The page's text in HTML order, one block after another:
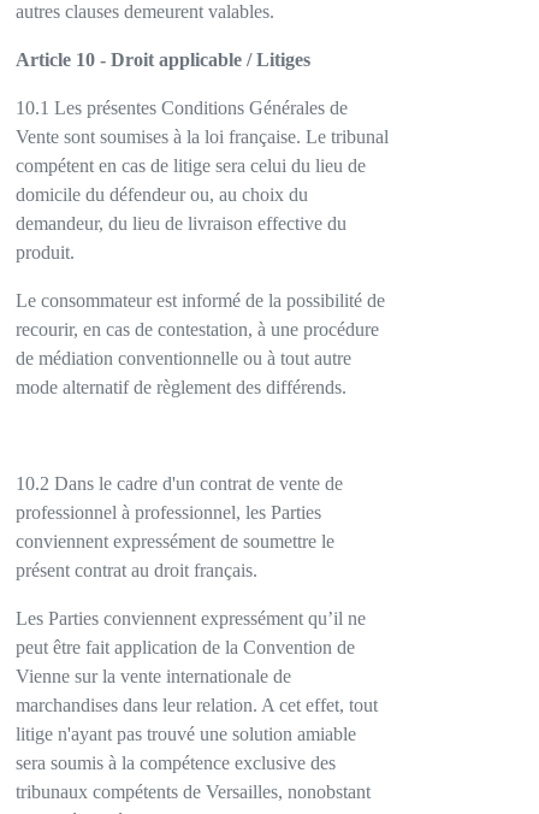
autres clauses demeurent valables.
Article 10 - Droit applicable / Litiges
10.1 Les présentes Conditions Générales de
Vente sont soumises à la loi française. Le tribunal
compétent en cas de litige sera celui du lieu de
domicile du défendeur ou, au choix du
demandeur, du lieu de livraison effective du
produit.
Le consommateur est informé de la possibilité de
recourir, en cas de contestation, à une procédure
de médiation conventionnelle ou à tout autre
mode alternatif de règlement des différends.
10.2 Dans le cadre d'un contrat de vente de
professionnel à professionnel, les Parties
conviennent expressément de soumettre le
présent contrat au droit français.
Les Parties conviennent expressément qu’il ne
peut être fait application de la Convention de
Vienne sur la vente internationale de
marchandises dans leur relation. A cet effet, tout
litige n'ayant pas trouvé une solution amiable
sera soumis à la compétence exclusive des
tribunaux compétents de Versailles, nonobstant